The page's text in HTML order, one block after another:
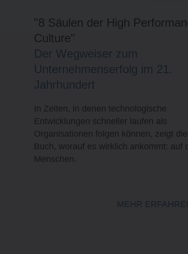
"Führungsinstinkt"
Warum Führungserfolg auch
Bauchsache ist
Anschauliche Beispiele sowie erprobte
Tipps gebündelt in einem umfassenden
und umsetzungsorientierten Ratgeber für
den Führungsalltag.